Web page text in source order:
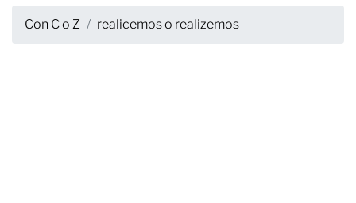
Con C o Z realicemos o realizemos